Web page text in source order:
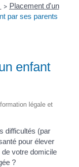
> Placement d'un
par ses parents
enfant
légale et
difficultés (par
pour élever
votre domicile
?